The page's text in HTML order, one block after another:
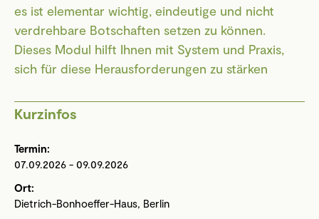
es ist elementar wichtig, eindeutige und nicht
verdrehbare Botschaften setzen zu können.
Dieses Modul hilft Ihnen mit System und Praxis,
sich für diese Herausforderungen zu stärken
Kurzinfos
Termin:
07.09.2026 - 09.09.2026
Ort:
Dietrich-Bonhoeffer-Haus, Berlin